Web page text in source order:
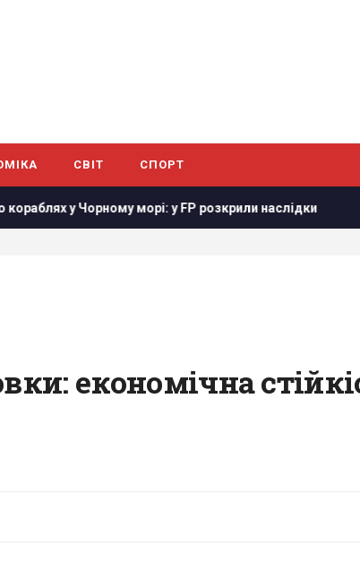
СВІТ СПОРТ
Чорному морі: у FP розкрили наслідки В
економічна